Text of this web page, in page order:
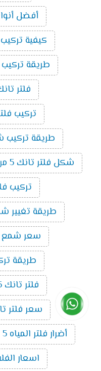
أفضل أنواع
كيفية تركيب
طريقة تركيب
فلتر تانك 5
تركيب فلتر
طريقة تركيب
شكل فلتر تانك 5 مراحل
تركيب فلتر
طريقة تغيير شمعة
سعر شمع
طريقة تركيب
فلتر تانك 5 مراحل باور بلس
سعر فلتر تانك 5
أضرار فلتر المياه 5 مراحل
اسعار